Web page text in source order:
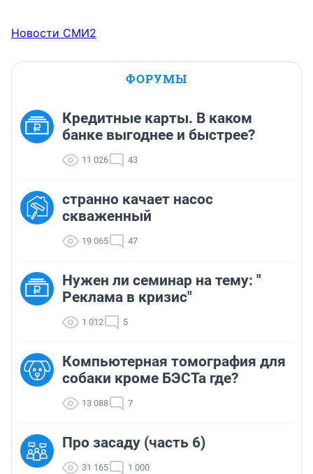
Новости СМИ2
ФОРУМЫ
Кредитные карты. В каком
банке выгоднее и быстрее?
11 026 43
странно качает насос
скваженный
19 065 47
Нужен ли семинар на тему: "
Реклама в кризис"
1 012 5
Компьютерная томография для
собаки кроме БЭСТа где?
13 088 7
Про засаду (часть 6)
31 165 1 000